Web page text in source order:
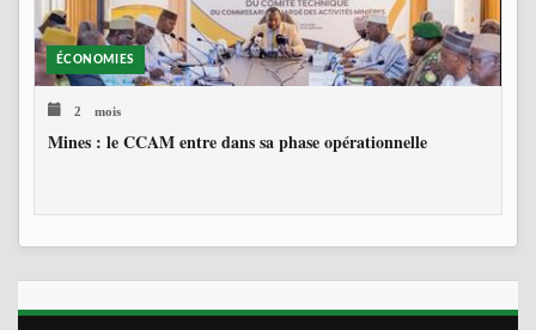
ÉCONOMIES
2 mois
Mines : le CCAM entre dans sa phase opérationnelle